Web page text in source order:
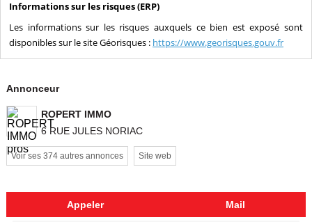
Informations sur les risques (ERP)
Les informations sur les risques auxquels ce bien est exposé sont
disponibles sur le site Géorisques : https://www.georisques.gouv.fr
Annonceur
ROPERT IMMO
6 RUE JULES NORIAC
Voir ses 374 autres annonces Site web
Appeler Mail